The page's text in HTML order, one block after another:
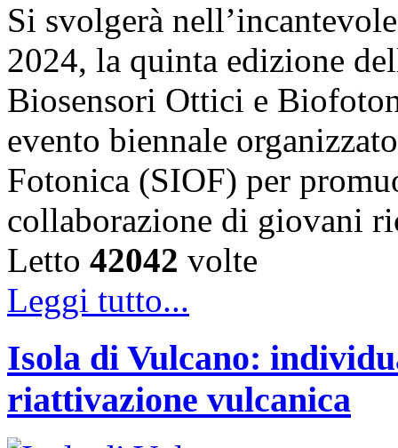
Si svolgerà
2024, la quinta edizione
Biosensori Ottici e
evento biennale
Fotonica (SIOF) per
collaborazione di giovani
Letto 42042 volte
Leggi tutto...
Isola di Vulcano:
riattivazione vulcanica